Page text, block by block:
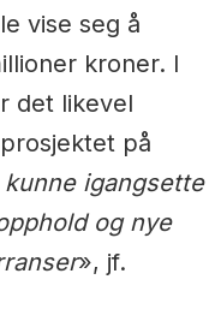
vise seg å
kroner. I
det likevel
på
igangsette
og nye
», jf.